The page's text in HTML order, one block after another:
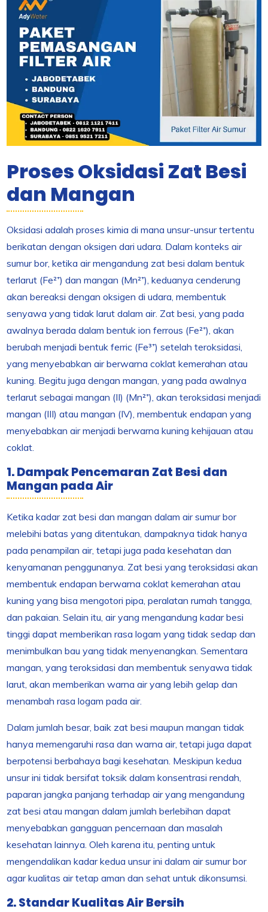
Proses Oksidasi Zat Besi
dan Mangan
Oksidasi adalah proses kimia di mana unsur-unsur tertentu
berikatan dengan oksigen dari udara. Dalam konteks air
sumur bor, ketika air mengandung zat besi dalam bentuk
terlarut (Fe²⁺) dan mangan (Mn²⁺), keduanya cenderung
akan bereaksi dengan oksigen di udara, membentuk
senyawa yang tidak larut dalam air. Zat besi, yang pada
awalnya berada dalam bentuk ion ferrous (Fe²⁺), akan
berubah menjadi bentuk ferric (Fe³⁺) setelah teroksidasi,
yang menyebabkan air berwarna coklat kemerahan atau
kuning. Begitu juga dengan mangan, yang pada awalnya
terlarut sebagai mangan (II) (Mn²⁺), akan teroksidasi menjadi
mangan (III) atau mangan (IV), membentuk endapan yang
menyebabkan air menjadi berwarna kuning kehijauan atau
coklat.
1. Dampak Pencemaran Zat Besi dan
Mangan pada Air
Ketika kadar zat besi dan mangan dalam air sumur bor
melebihi batas yang ditentukan, dampaknya tidak hanya
pada penampilan air, tetapi juga pada kesehatan dan
kenyamanan penggunanya. Zat besi yang teroksidasi akan
membentuk endapan berwarna coklat kemerahan atau
kuning yang bisa mengotori pipa, peralatan rumah tangga,
dan pakaian. Selain itu, air yang mengandung kadar besi
tinggi dapat memberikan rasa logam yang tidak sedap dan
menimbulkan bau yang tidak menyenangkan. Sementara
mangan, yang teroksidasi dan membentuk senyawa tidak
larut, akan memberikan warna air yang lebih gelap dan
menambah rasa logam pada air.
Dalam jumlah besar, baik zat besi maupun mangan tidak
hanya memengaruhi rasa dan warna air, tetapi juga dapat
berpotensi berbahaya bagi kesehatan. Meskipun kedua
unsur ini tidak bersifat toksik dalam konsentrasi rendah,
paparan jangka panjang terhadap air yang mengandung
zat besi atau mangan dalam jumlah berlebihan dapat
menyebabkan gangguan pencernaan dan masalah
kesehatan lainnya. Oleh karena itu, penting untuk
mengendalikan kadar kedua unsur ini dalam air sumur bor
agar kualitas air tetap aman dan sehat untuk dikonsumsi.
2. Standar Kualitas Air Bersih